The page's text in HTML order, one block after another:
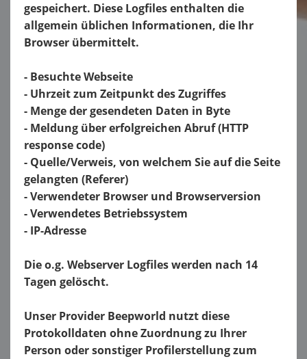
gespeichert. Diese Logfiles enthalten die
allgemein üblichen Informationen, die Ihr
Browser übermittelt.
- Besuchte Webseite
- Uhrzeit zum Zeitpunkt des Zugriffes
- Menge der gesendeten Daten in Byte
- Meldung über erfolgreichen Abruf (HTTP
response code)
- Quelle/Verweis, von welchem Sie auf die Seite
gelangten (Referer)
- Verwendeter Browser und Browserversion
- Verwendetes Betriebssystem
- IP-Adresse
Die o.g. Webserver Logfiles werden nach 14
Tagen gelöscht.
Unser Provider Beepworld nutzt diese
Protokolldaten ohne Zuordnung zu Ihrer
Person oder sonstiger Profilerstellung zum